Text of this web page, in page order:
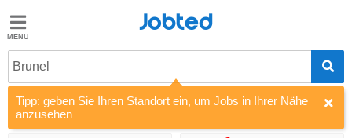
Jobted
Jobs
Gehalt
Jobted
Brunel
Tipp: geben Sie Ihren Standort ein, um Jobs in Ihrer Nähe
anzusehen